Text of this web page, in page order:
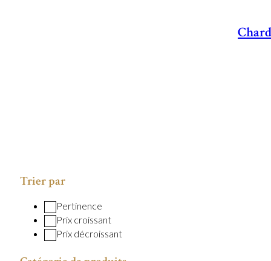
Trier par
Pertinence
Prix croissant
Prix décroissant